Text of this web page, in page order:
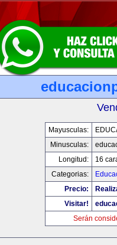
Mayusculas:
Minusculas:
Longitud:
16
Categorias:
Precio:
Visitar!
Serán